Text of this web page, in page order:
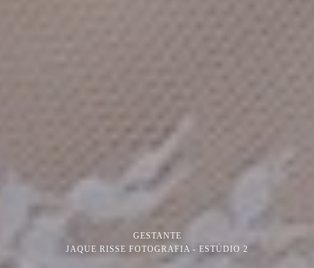
GESTANTE
JAQUE RISSE FOTOGRAFIA - ESTÚDIO 2